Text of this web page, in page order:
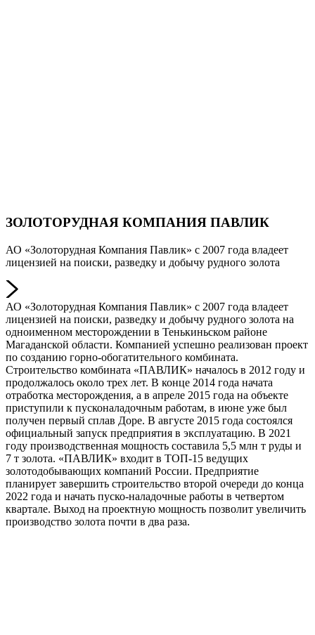
ЗОЛОТОРУДНАЯ КОМПАНИЯ ПАВЛИК
АО «Золоторудная Компания Павлик» с 2007 года владеет
лицензией на поиски, разведку и добычу рудного золота
АО «Золоторудная Компания Павлик» с 2007 года владеет
лицензией на поиски, разведку и добычу рудного золота на
одноименном месторождении в Тенькиньском районе
Магаданской области. Компанией успешно реализован проект
по созданию горно-обогатительного комбината.
Строительство комбината «ПАВЛИК» началось в 2012 году и
продолжалось около трех лет. В конце 2014 года начата
отработка месторождения, а в апреле 2015 года на объекте
приступили к пусконаладочным работам, в июне уже был
получен первый сплав Доре. В августе 2015 года состоялся
официальный запуск предприятия в эксплуатацию. В 2021
году производственная мощность составила 5,5 млн т руды и
7 т золота. «ПАВЛИК» входит в ТОП-15 ведущих
золотодобывающих компаний России. Предприятие
планирует завершить строительство второй очереди до конца
2022 года и начать пуско-наладочные работы в четвертом
квартале. Выход на проектную мощность позволит увеличить
производство золота почти в два раза.